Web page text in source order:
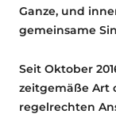
Ganze, und
gemeinsame
Seit Oktober
zeitgemäße Art
regelrechten